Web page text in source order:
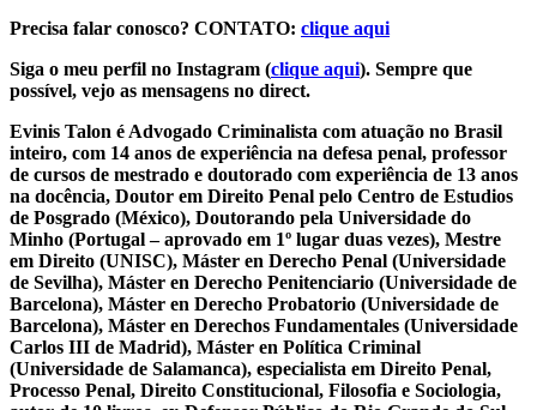
Precisa falar conosco? CONTATO: clique aqui
Siga o meu perfil no Instagram (clique aqui). Sempre que
possível, vejo as mensagens no direct.
Evinis Talon é Advogado Criminalista com atuação no Brasil
inteiro, com 14 anos de experiência na defesa penal, professor
de cursos de mestrado e doutorado com experiência de 13 anos
na docência, Doutor em Direito Penal pelo Centro de Estudios
de Posgrado (México), Doutorando pela Universidade do
Minho (Portugal – aprovado em 1º lugar duas vezes), Mestre
em Direito (UNISC), Máster en Derecho Penal (Universidade
de Sevilha), Máster en Derecho Penitenciario (Universidade de
Barcelona), Máster en Derecho Probatorio (Universidade de
Barcelona), Máster en Derechos Fundamentales (Universidade
Carlos III de Madrid), Máster en Política Criminal
(Universidade de Salamanca), especialista em Direito Penal,
Processo Penal, Direito Constitucional, Filosofia e Sociologia,